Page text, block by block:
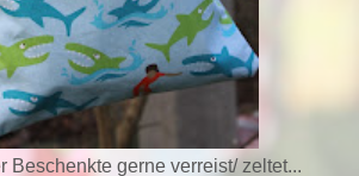
Beschenkte gerne verreist/ zeltet...